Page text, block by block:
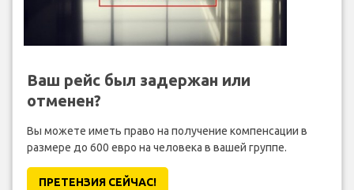
Ваш рейс был задержан или
отменен?
Вы можете иметь право на получение компенсации в
размере до 600 евро на человека в вашей группе.
ПРЕТЕНЗИЯ CЕЙЧАС!